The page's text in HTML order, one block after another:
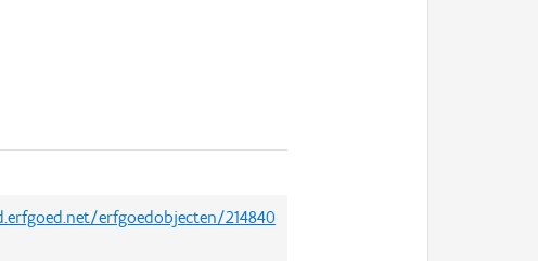
erfgoedobjecten/214840